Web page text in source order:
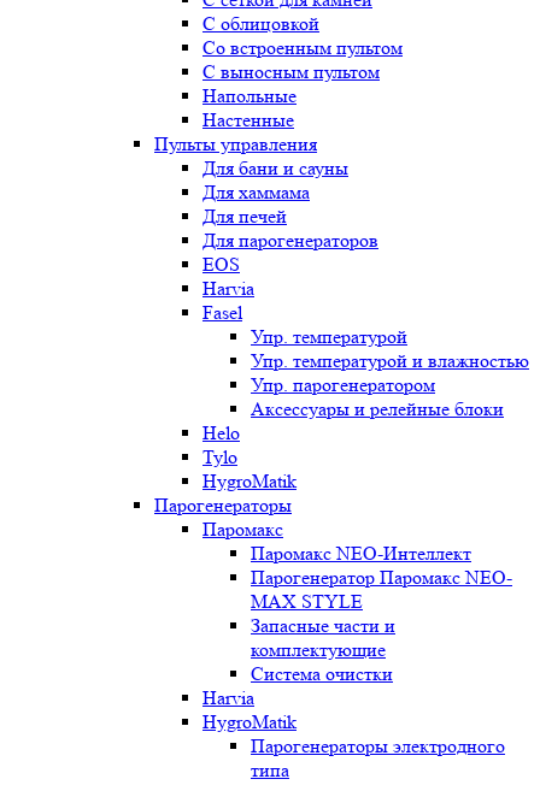
С облицовкой
Со встроенным пультом
С выносным пультом
Напольные
Настенные
Пульты управления
Для бани и сауны
Для хаммама
Для печей
Для парогенераторов
EOS
Harvia
Fasel
Упр. температурой
Упр. температурой и влажностью
Упр. парогенератором
Аксессуары и релейные блоки
Helo
Tylo
HygroMatik
Парогенераторы
Паромакс
Паромакс NEO-Интеллект
Парогенератор Паромакс NEO-
MAX STYLE
Запасные части и
комплектующие
Система очистки
Harvia
HygroMatik
Парогенераторы электродного
типа